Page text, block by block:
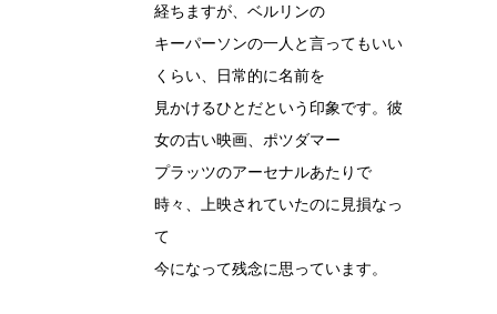
経ちますが、ベルリンの
キーパーソンの一人と言ってもいい
くらい、日常的に名前を
見かけるひとだという印象です。彼
女の古い映画、ポツダマー
プラッツのアーセナルあたりで
時々、上映されていたのに見損なっ
て
今になって残念に思っています。